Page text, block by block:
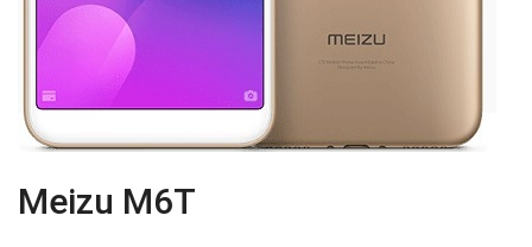
Meizu M6T